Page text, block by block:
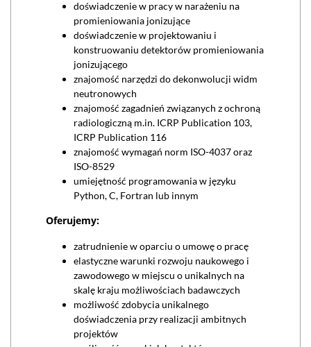
doświadczenie w pracy w narażeniu na
promieniowania jonizujące
doświadczenie w projektowaniu i
konstruowaniu detektorów promieniowania
jonizującego
znajomość narzędzi do dekonwolucji widm
neutronowych
znajomość zagadnień związanych z ochroną
radiologiczną m.in. ICRP Publication 103,
ICRP Publication 116
znajomość wymagań norm ISO-4037 oraz
ISO-8529
umiejętność programowania w języku
Python, C, Fortran lub innym
Oferujemy:
zatrudnienie w oparciu o umowę o pracę
elastyczne warunki rozwoju naukowego i
zawodowego w miejscu o unikalnych na
skalę kraju możliwościach badawczych
możliwość zdobycia unikalnego
doświadczenia przy realizacji ambitnych
projektów